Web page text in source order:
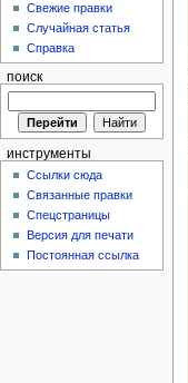
Свежие правки
Случайная статья
Справка
поиск
инструменты
Ссылки сюда
Связанные правки
Спецстраницы
Версия для печати
Постоянная ссылка